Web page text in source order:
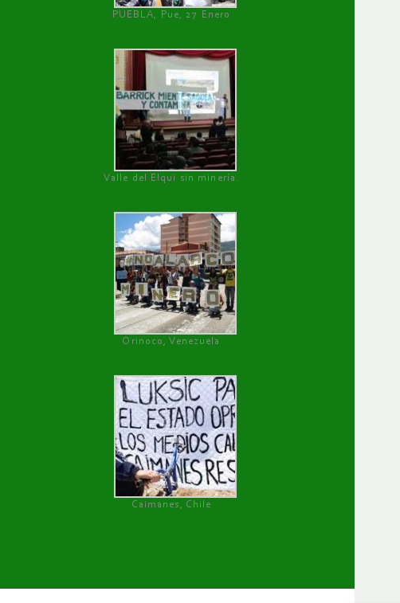
PUEBLA, Pue, 27 Enero
Valle del Elqui sin minería.
Orinoco, Venezuela
Caimanes, Chile